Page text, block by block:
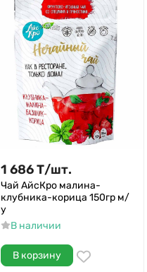
1 686Т/шт.
Чай АйсКро малина-
клубника-корица 150гр м/
у
В наличии
В корзину